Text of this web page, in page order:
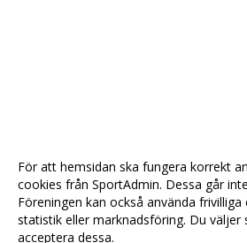
För att hemsidan ska fungera korrekt
cookies från SportAdmin. Dessa går
Föreningen kan också använda
statistik eller marknadsföring. Du väljer
acceptera dessa.